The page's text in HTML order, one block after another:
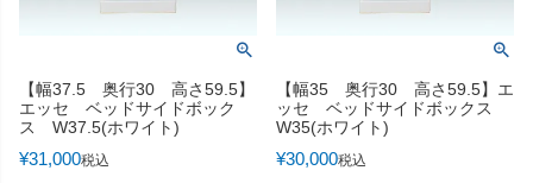
【幅37.5 奥行30 高さ59.5】
エッセ ベッドサイドボック
ス W37.5(ホワイト)
¥31,000税込
【幅35 奥行30 高さ59.5】エ
ッセ ベッドサイドボックス
W35(ホワイト)
¥30,000税込